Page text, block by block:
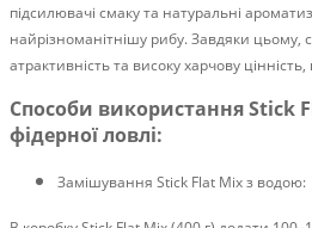
підсилювачі смаку та натуральні
найрізноманітнішу рибу. Завдяки цьому,
атрактивність та високу харчову
Способи використання Stick
фідерної ловлі:
Замішування Stick Flat Mix з водою: